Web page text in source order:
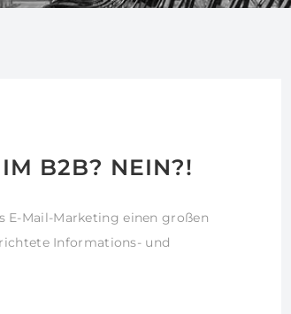
B2B? NEIN?!
Mail-Marketing einen großen
Informations- und